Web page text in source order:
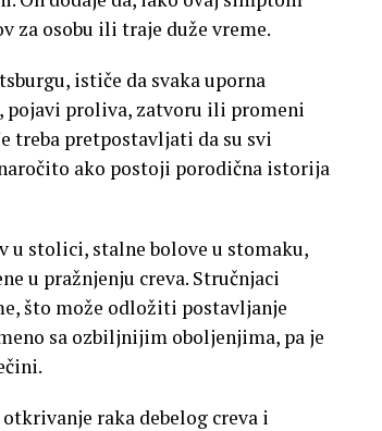
za osobu ili traje duže vreme.
ističe da svaka uporna
pojavi proliva, zatvoru ili promeni
treba pretpostavljati da su svi
ako postoji porodična istorija
u stolici, stalne bolove u stomaku,
u pražnjenju creva. Stručnjaci
što može odložiti postavljanje
sa ozbiljnijim oboljenjima, pa je
raka debelog creva i